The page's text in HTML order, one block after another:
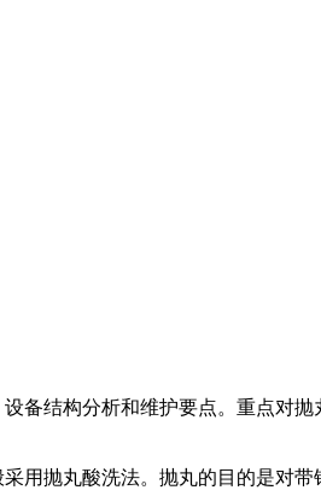
备结构分析和维护要点。重点对
用抛丸酸洗法。抛丸的目的是对